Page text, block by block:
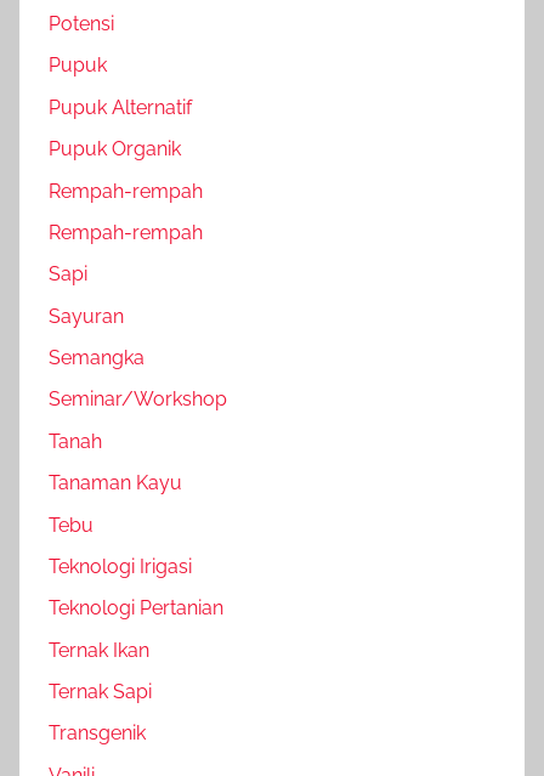
Potensi
Pupuk
Pupuk Alternatif
Pupuk Organik
Rempah-rempah
Rempah-rempah
Sapi
Sayuran
Semangka
Seminar/Workshop
Tanah
Tanaman Kayu
Tebu
Teknologi Irigasi
Teknologi Pertanian
Ternak Ikan
Ternak Sapi
Transgenik